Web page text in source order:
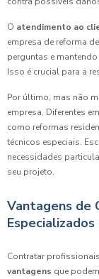
O atendimento ao
empresa de reforma
perguntas e
Isso é crucial para a
Por último, mas não
empresa. Diferentes
como reformas
técnicos especiais.
necessidades
seu projeto.
Vantagens de
Contratar
vantagens que